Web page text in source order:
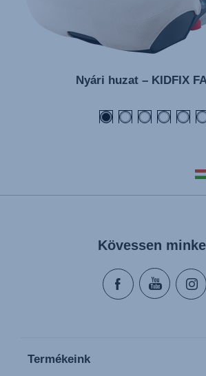
Nyári huzat – KIDFIX
Kövessen
Termékeink